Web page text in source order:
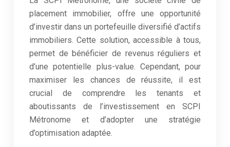
placement immobilier, offre une opportunité
d’investir dans un portefeuille diversifié d’actifs
immobiliers. Cette solution, accessible à tous,
permet de bénéficier de revenus réguliers et
d’une potentielle plus-value. Cependant, pour
maximiser les chances de réussite, il est
crucial de comprendre les tenants et
aboutissants de l’investissement en SCPI
Métronome et d’adopter une stratégie
d’optimisation adaptée.